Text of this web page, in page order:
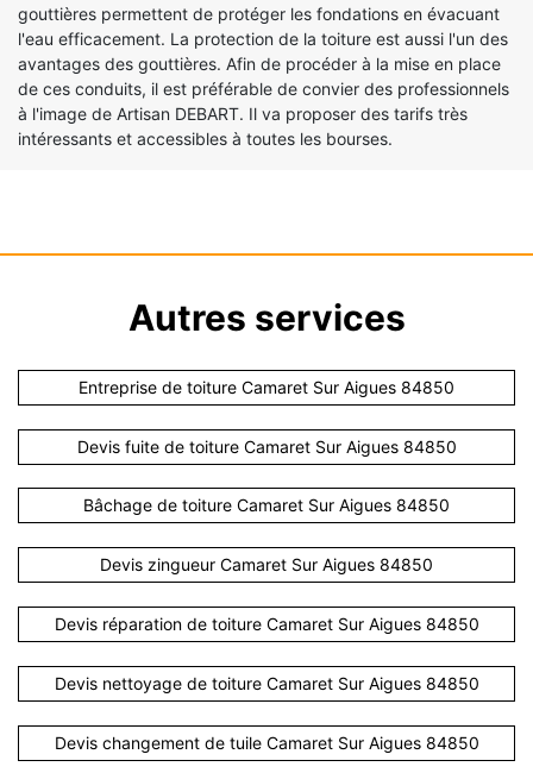
gouttières permettent de protéger les fondations en évacuant
l'eau efficacement. La protection de la toiture est aussi l'un des
avantages des gouttières. Afin de procéder à la mise en place
de ces conduits, il est préférable de convier des professionnels
à l'image de Artisan DEBART. Il va proposer des tarifs très
intéressants et accessibles à toutes les bourses.
Autres services
Entreprise de toiture Camaret Sur Aigues 84850
Devis fuite de toiture Camaret Sur Aigues 84850
Bâchage de toiture Camaret Sur Aigues 84850
Devis zingueur Camaret Sur Aigues 84850
Devis réparation de toiture Camaret Sur Aigues 84850
Devis nettoyage de toiture Camaret Sur Aigues 84850
Devis changement de tuile Camaret Sur Aigues 84850